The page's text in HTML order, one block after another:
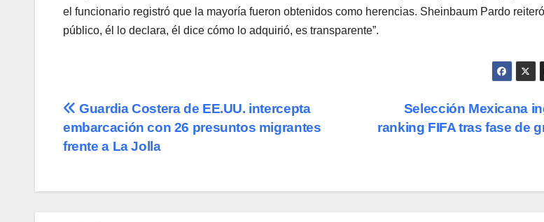
el funcionario registró que la mayoría fueron obtenidos como herencias. Sheinbaum Pardo
público, él lo declara, él dice cómo lo adquirió, es transparente”.
Navegación
de
Selección Mexicana
ranking FIFA tras fase de
Guardia Costera de EE.UU. intercepta
embarcación con 26 presuntos migrantes
frente a La Jolla